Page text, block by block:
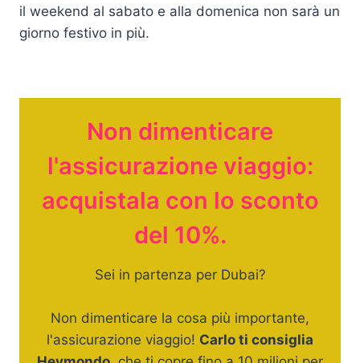
il weekend al sabato e alla domenica non sarà un
giorno festivo in più.
Non dimenticare
l'assicurazione viaggio:
acquistala con lo sconto
del 10%.
Sei in partenza per Dubai?
Non dimenticare la cosa più importante,
l'assicurazione viaggio! Carlo ti consiglia